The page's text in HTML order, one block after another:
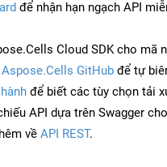
để nhận hạn ngạch API
Cloud SDK cho mã
Aspose.Cells GitHub để tự
để biết các tùy chọn tải
API dựa trên Swagger cho
về API REST.